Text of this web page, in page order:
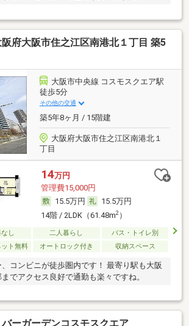
阪府大阪市住之江区南港北１丁目 築5
大阪市中央線 コスモスクエア駅
徒歩5分
その他の交通
築5年8ヶ月 / 15階建
大阪府大阪市住之江区南港北１
丁目
14万円
管理費15,000円
15.5万円
15.5万円
14階 / 2LDK（61.48m2）
し 二人暮らし
バス・トイレ別
ト無料
オートロック付き 収納スペース
、コンビニが徒歩圏内です！ 最寄り駅も大阪
でアクセス良好で通勤も楽々ですね。
バーガーデンコスモスクエア